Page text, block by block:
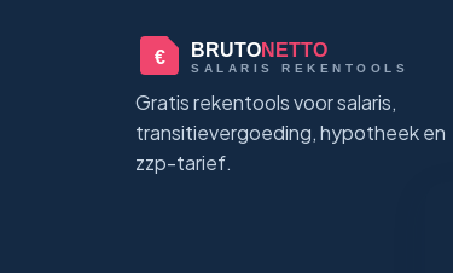
€ BRUTONETTO
SALARIS REKENTOOLS
Gratis rekentools voor salaris,
transitievergoeding, hypotheek en
zzp-tarief.